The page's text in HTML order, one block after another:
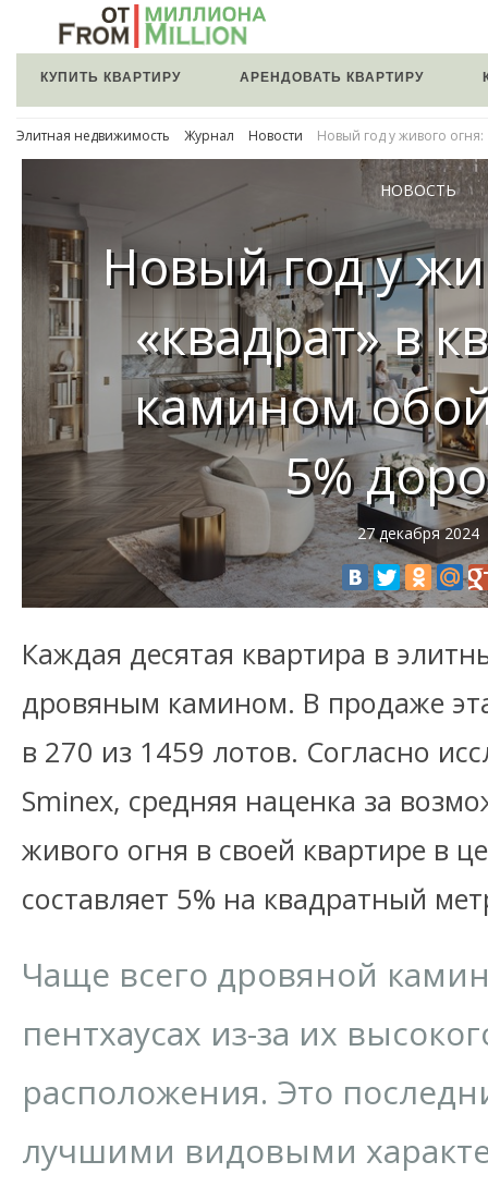
КУПИТЬ КВАРТИРУ АРЕНДОВАТЬ КВАРТИРУ
Элитная недвижимость Журнал Новости Новый год у живого
НОВОСТЬ
Новый год у
«квадрат» в
камином
5%
27 декабря 2024
Каждая десятая квартира в
дровяным камином. В продаже
в 270 из 1459 лотов. Согласно
Sminex, средняя наценка за
живого огня в своей квартире в
составляет 5% на квадратный
Чаще всего дровяной
пентхаусах из-за их
расположения. Это
лучшими видовыми